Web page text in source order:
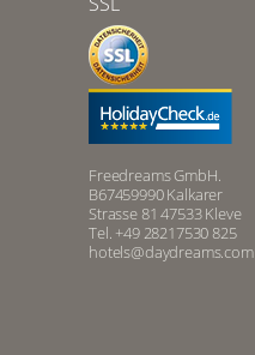
Freedreams GmbH.
B67459990 Kalkarer
Strasse 81 47533 Kleve
Tel. +49 28217530 825
hotels@daydreams.com